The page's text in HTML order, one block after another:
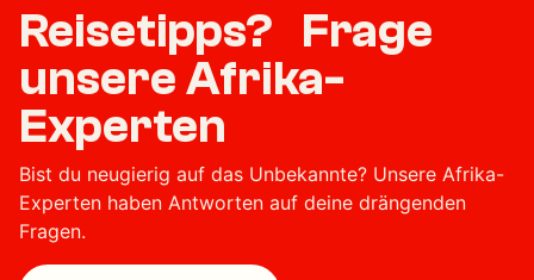
Reisetipps? Frage
unsere Afrika-
Experten
Bist du neugierig auf das Unbekannte? Unsere Afrika-
Experten haben Antworten auf deine drängenden
Fragen.